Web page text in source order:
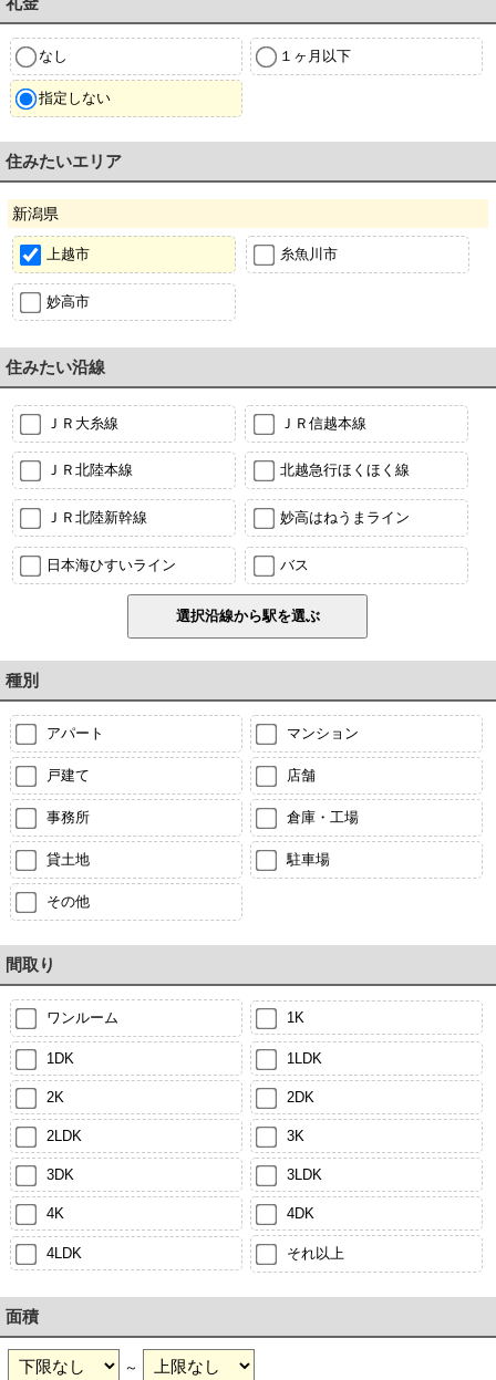
なし １ヶ月以下
指定しない
住みたいエリア
新潟県
上越市 糸魚川市
妙高市
住みたい沿線
ＪＲ大糸線 ＪＲ信越本線
ＪＲ北陸本線 北越急行ほくほく線
ＪＲ北陸新幹線 妙高はねうまライン
日本海ひすいライン バス
種別
アパート マンション
戸建て 店舗
事務所 倉庫・工場
貸土地 駐車場
その他
間取り
ワンルーム 1K
1DK 1LDK
2K 2DK
2LDK 3K
3DK 3LDK
4K 4DK
4LDK それ以上
面積
～